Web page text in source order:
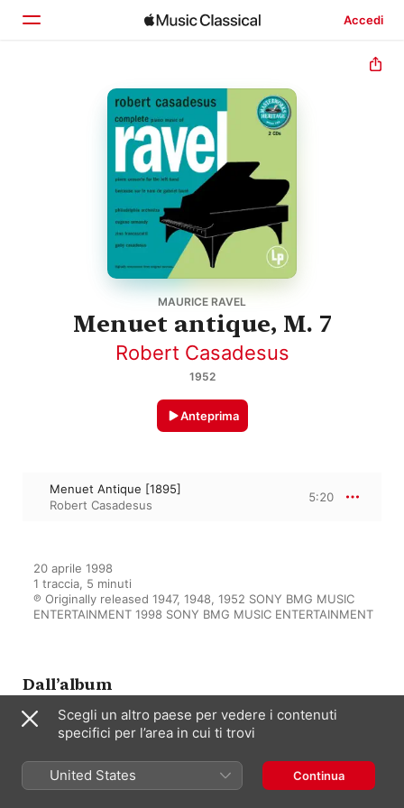
Accedi
MAURICE RAVEL
Menuet antique, M. 7
Robert Casadesus
1952
Anteprima
Menuet Antique [1895]
Robert Casadesus
5:20
20 aprile 1998
1 traccia, 5 minuti
℗ Originally released 1947, 1948, 1952 SONY BMG MUSIC
ENTERTAINMENT 1998 SONY BMG MUSIC ENTERTAINMENT
Dall’album
Complete Solo Piano Music
Robert Casadesus
Scegli un altro paese per vedere i contenuti
specifici per l’area in cui ti trovi
United States Continua